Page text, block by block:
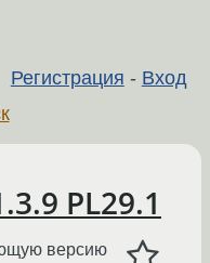
Регистрация - Вход
PL29.1
версию